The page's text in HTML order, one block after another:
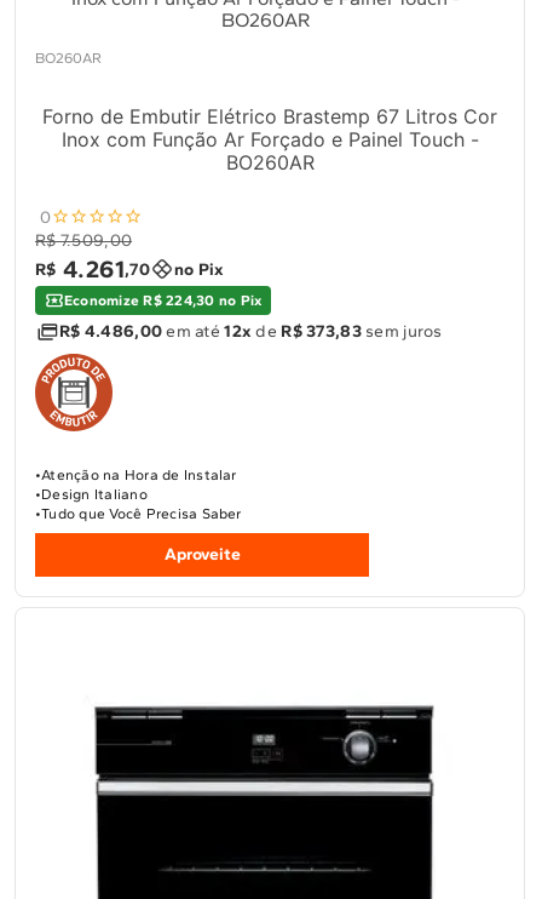
Solicitar conversão de fogão
Localizar assistência técnica
BO260AR
Forno de Embutir Elétrico Brastemp 67 Litros Cor
Inox com Função Ar Forçado e Painel Touch -
BO260AR
0
R$ 7.509,00
R$ 4.261,70 no Pix
Economize R$ 224,30 no Pix
R$ 4.486,00em até12x de R$ 373,83sem juros
Atenção na Hora de Instalar
Design Italiano
Tudo que Você Precisa Saber
Aproveite